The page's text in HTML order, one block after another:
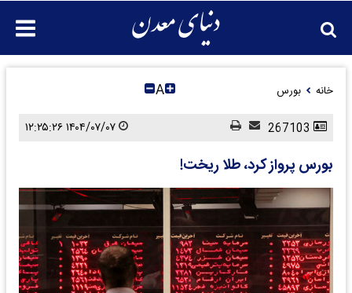
خانه بورس A
بورس پرواز کرد، طلا ریخت!